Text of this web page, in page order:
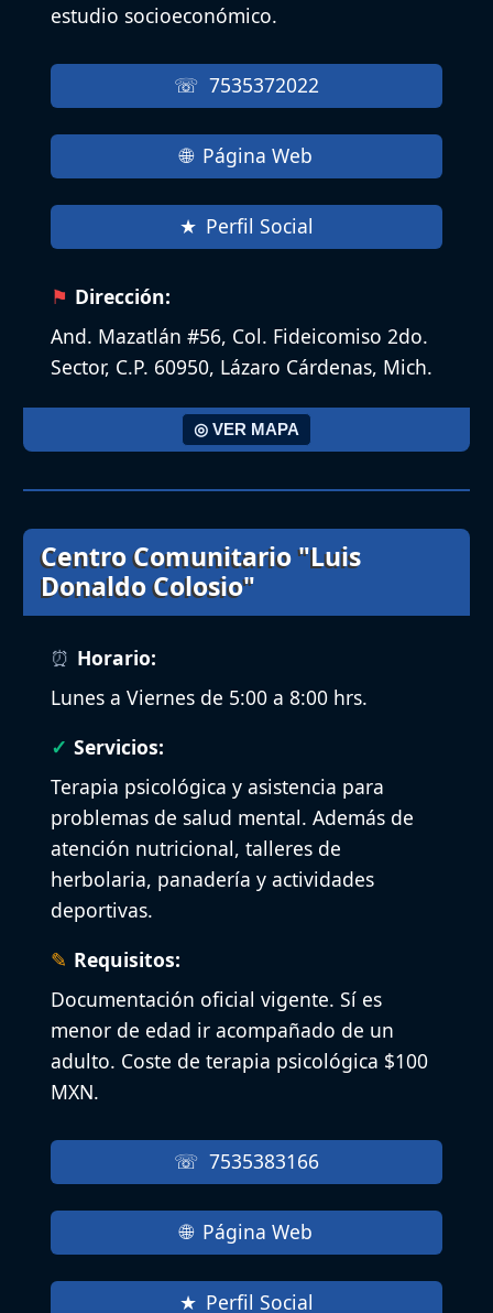
estudio socioeconómico.
7535372022
Página Web
Perfil Social
Dirección:
And. Mazatlán #56, Col. Fideicomiso 2do.
Sector, C.P. 60950, Lázaro Cárdenas, Mich.
◎ VER MAPA
Centro Comunitario "Luis
Donaldo Colosio"
Horario:
Lunes a Viernes de 5:00 a 8:00 hrs.
Servicios:
Terapia psicológica y asistencia para
problemas de salud mental. Además de
atención nutricional, talleres de
herbolaria, panadería y actividades
deportivas.
Requisitos:
Documentación oficial vigente. Sí es
menor de edad ir acompañado de un
adulto. Coste de terapia psicológica $100
MXN.
7535383166
Página Web
Perfil Social